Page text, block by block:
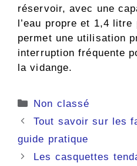
réservoir, avec une
l’eau propre et 1,4 litre
permet une utilisation
interruption fréquente
la vidange.
Catégories
Non classé
Tout savoir sur les
guide pratique
Les casquettes